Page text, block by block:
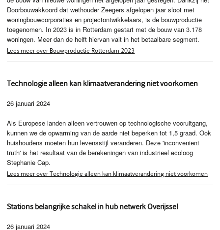
Doorbouwakkoord dat wethouder Zeegers afgelopen jaar sloot met
woningbouwcorporaties en projectontwikkelaars, is de bouwproductie
toegenomen. In 2023 is in Rotterdam gestart met de bouw van 3.178
woningen. Meer dan de helft hiervan valt in het betaalbare segment.
Lees meer over Bouwproductie Rotterdam 2023
Technologie alleen kan klimaatverandering niet voorkomen
26 januari 2024
Als Europese landen alleen vertrouwen op technologische vooruitgang,
kunnen we de opwarming van de aarde niet beperken tot 1,5 graad. Ook
huishoudens moeten hun levensstijl veranderen. Deze 'inconvenient
truth' is het resultaat van de berekeningen van industrieel ecoloog
Stephanie Cap.
Lees meer over Technologie alleen kan klimaatverandering niet voorkomen
Stations belangrijke schakel in hub netwerk Overijssel
26 januari 2024